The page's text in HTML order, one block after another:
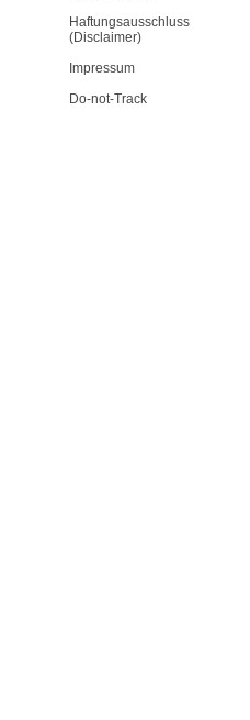
Haftungsausschluss
(Disclaimer)
Impressum
Do-not-Track